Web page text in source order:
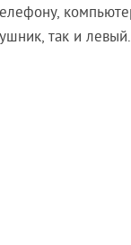
так и левый.